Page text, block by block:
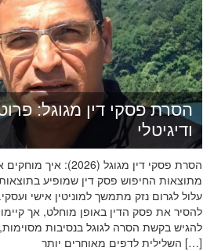
הסרת פסקי דין מגוגל:
ודיגיטלי
הסרת פסקי דין מגוגל
מתוצאות החיפוש פסק דין שמופיע
עלול לגרום נזק מתמשך למוניטין אישי
להסיר את פסק הדין באופן מוחלט, אך
להגיש בקשת הסרה לגוגל בנסיבות
השלילית לדפים מאוחרים יותר […]